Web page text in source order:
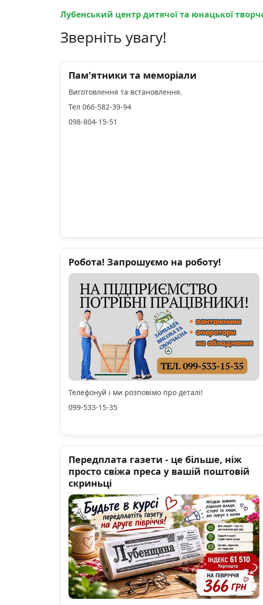
Лубенський центр дитячої та юнацької
Зверніть увагу!
Пам'ятники та меморіали
Виготовлення та встановлення.
Тел 066-582-39-94
098-804-15-51
Робота! Запрошуємо на роботу!
Телефонуй і ми розповімо про деталі!
099-533-15-35
Передплата газети - це більше, ніж
просто свіжа преса у вашій поштовій
скриньці